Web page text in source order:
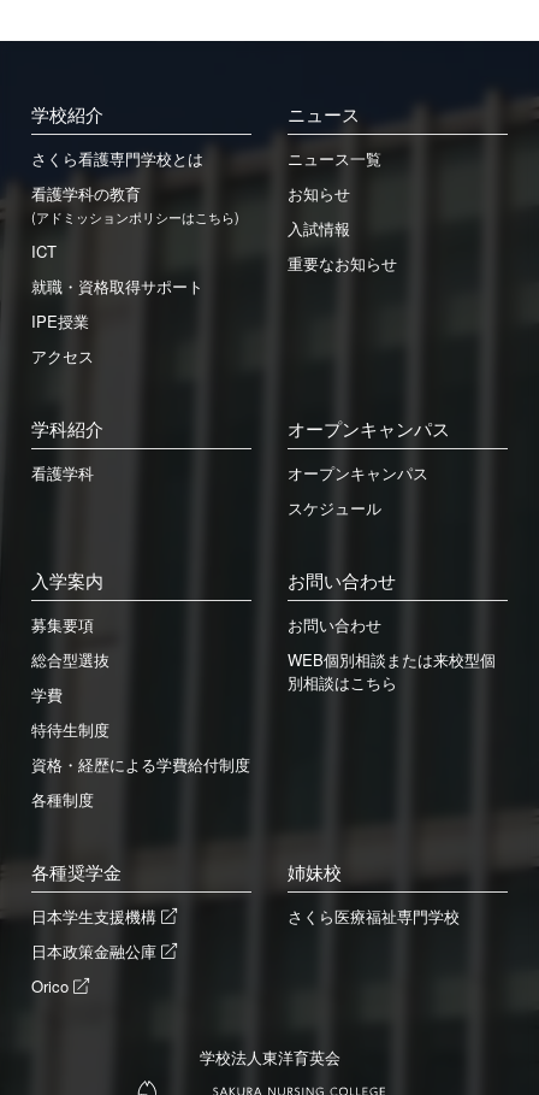
学校法人東洋育英会
学校紹介
さくら看護専門学校とは
看護学科の教育
(アドミッションポリシーはこちら)
ICT
就職・資格取得サポート
IPE授業
アクセス
ニュース
ニュース一覧
お知らせ
入試情報
重要なお知らせ
学科紹介
看護学科
オープンキャンパス
オープンキャンパス
スケジュール
入学案内
募集要項
総合型選抜
学費
特待生制度
資格・経歴による学費給付制度
各種制度
お問い合わせ
お問い合わせ
WEB個別相談または来校型個
別相談はこちら
各種奨学金
日本学生支援機構
日本政策金融公庫
Orico
姉妹校
さくら医療福祉専門学校